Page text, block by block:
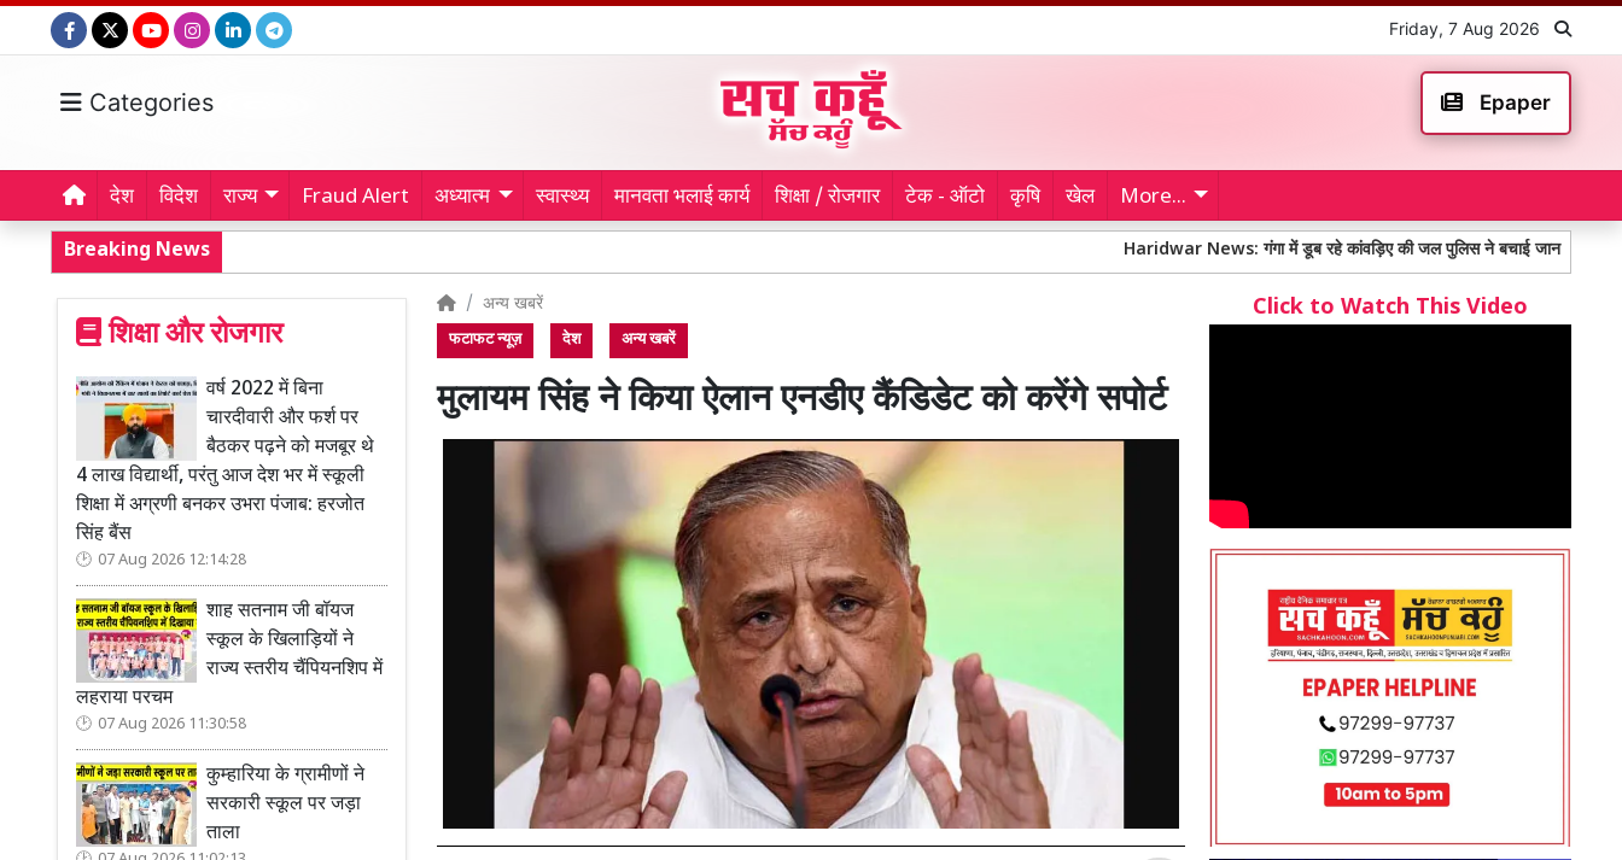
Friday, 7 Aug 2026
Categories Epaper
देश विदेश राज्य Fraud Alert अध्यात्म स्वास्थ्य मानवता भलाई कार्य शिक्षा / रोजगार टेक - ऑटो कृषि खेल More...
Breaking News Haridwar News: गंगा में डूब रहे कांवड़िए की जल पुलिस ने बचाई जान Nagaur
शिक्षा और रोजगार
वर्ष 2022 में बिना
चारदीवारी और फर्श पर
बैठकर पढ़ने को मजबूर थे
4 लाख विद्यार्थी, परंतु आज देश भर में स्कूली
शिक्षा में अग्रणी बनकर उभरा पंजाब: हरजोत
सिंह बैंस
07 Aug 2026 12:14:28
शाह सतनाम जी बॉयज
स्कूल के खिलाड़ियों ने
राज्य स्तरीय चैंपियनशिप में
लहराया परचम
07 Aug 2026 11:30:58
कुम्हारिया के ग्रामीणों ने
सरकारी स्कूल पर जड़ा
ताला
अन्य खबरें
फटाफट न्यूज़ देश अन्य खबरें
मुलायम सिंह ने किया ऐलान एनडीए कैंडिडेट को करेंगे सपोर्ट
Click to Watch This Video